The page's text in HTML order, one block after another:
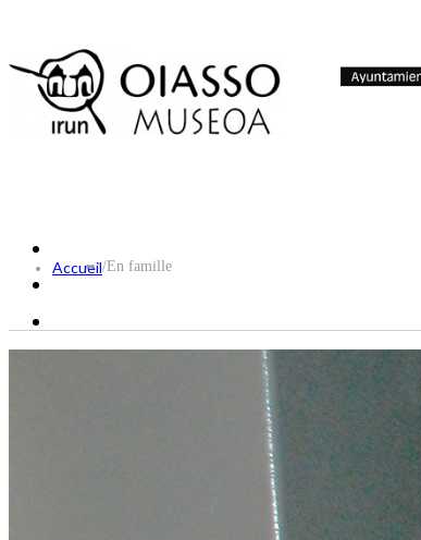
Accueil/En famille